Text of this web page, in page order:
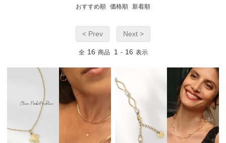
おすすめ順 価格順 新着順
< Prev Next >
全 16 商品 1 - 16 表示